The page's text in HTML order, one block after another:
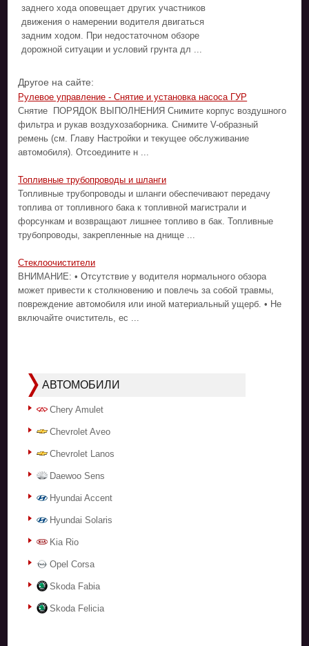
заднего хода оповещает других участников
движения о намерении водителя двигаться
задним ходом. При недостаточном обзоре
дорожной ситуации и условий грунта дл ...
Другое на сайте:
Рулевое управление - Снятие и установка насоса ГУР
Снятие ПОРЯДОК ВЫПОЛНЕНИЯ Снимите корпус воздушного
фильтра и рукав воздухозаборника. Снимите V-образный
ремень (см. Главу Настройки и текущее обслуживание
автомобиля). Отсоедините н ...
Топливные трубопроводы и шланги
Топливные трубопроводы и шланги обеспечивают передачу
топлива от топливного бака к топливной магистрали и
форсункам и возвращают лишнее топливо в бак. Топливные
трубопроводы, закрепленные на днище ...
Стеклоочистители
ВНИМАНИЕ: • Отсутствие у водителя нормального обзора
может привести к столкновению и повлечь за собой травмы,
повреждение автомобиля или иной материальный ущерб. • Не
включайте очиститель, ес ...
АВТОМОБИЛИ
Chery Amulet
Chevrolet Aveo
Chevrolet Lanos
Daewoo Sens
Hyundai Accent
Hyundai Solaris
Kia Rio
Opel Corsa
Skoda Fabia
Skoda Felicia